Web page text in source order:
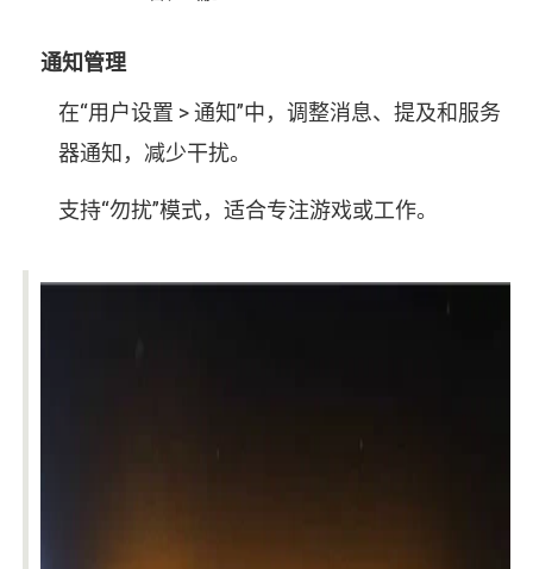
通知管理
在“用户设置 > 通知”中，调整消息、提及和服务
器通知，减少干扰。
支持“勿扰”模式，适合专注游戏或工作。